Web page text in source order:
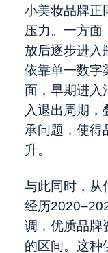
小美妆品牌正
压力。一方面
放后逐步进入
依靠单一数字
面，早期进入
入退出周期
承问题，使得
升。
与此同时，从
经历
调，优质品牌
的区间。这种